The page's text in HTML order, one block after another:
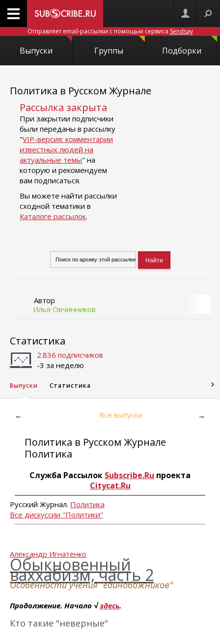
Отправляет email-рассылки с помощью сервиса Sendsay
Выпуски Группы Подборки
Политика в Русском Журнале
Рассылка закрыта
При закрытии подписчики
были переданы в рассылку
"VIP-версия: комментарии
известных людей на
актуальные темы" на
которую и рекомендуем
вам подписаться.
Вы можете найти рассылки
сходной тематики в
Каталоге рассылок.
Автор
Илья Овчинников
Статистика
2.836 подписчиков
-3 за неделю
Выпуски Статистика
← Все выпуски →
Политика в Русском Журнале
Политика
Служба Рассылок Subscribe.Ru проекта
Citycat.Ru
Русский Журнал. Политика
Все дискуссии "Политики"
Александр Игнатенко
Обыкновенный
ваххабизм, часть 2
Особенности учения "единобожников"
Продолжение. Начало √здесь.
Кто такие "неверные"